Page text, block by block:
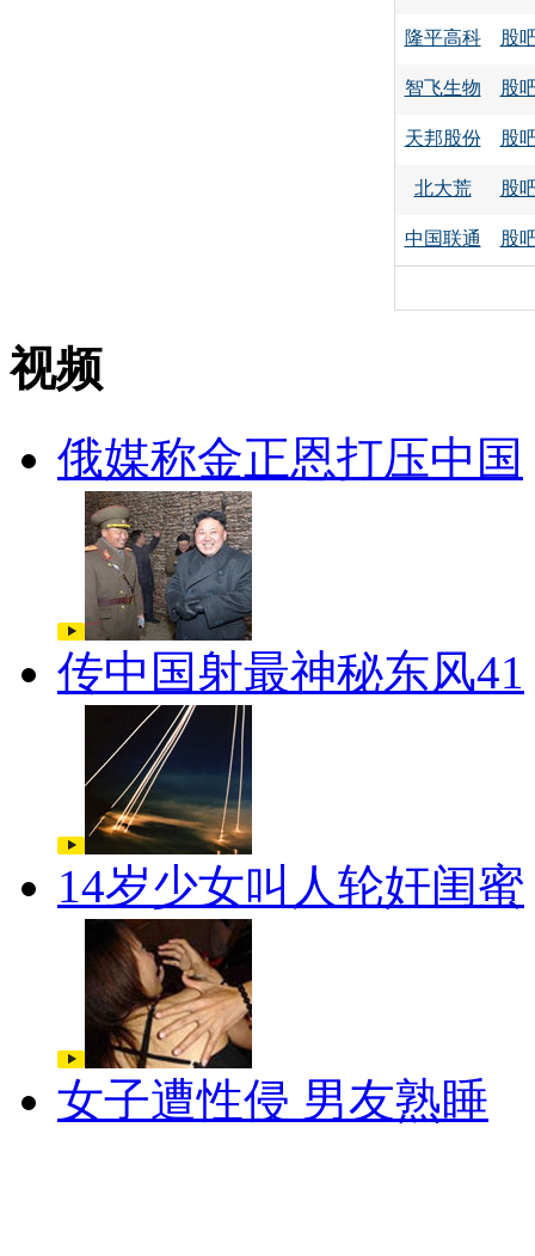
隆平高科 股
智飞生物 股
天邦股份 股
北大荒 股
中国联通 股
视频
俄媒称金正恩打压中国
传中国射最神秘东风41
14岁少女叫人轮奸闺蜜
女子遭性侵 男友熟睡